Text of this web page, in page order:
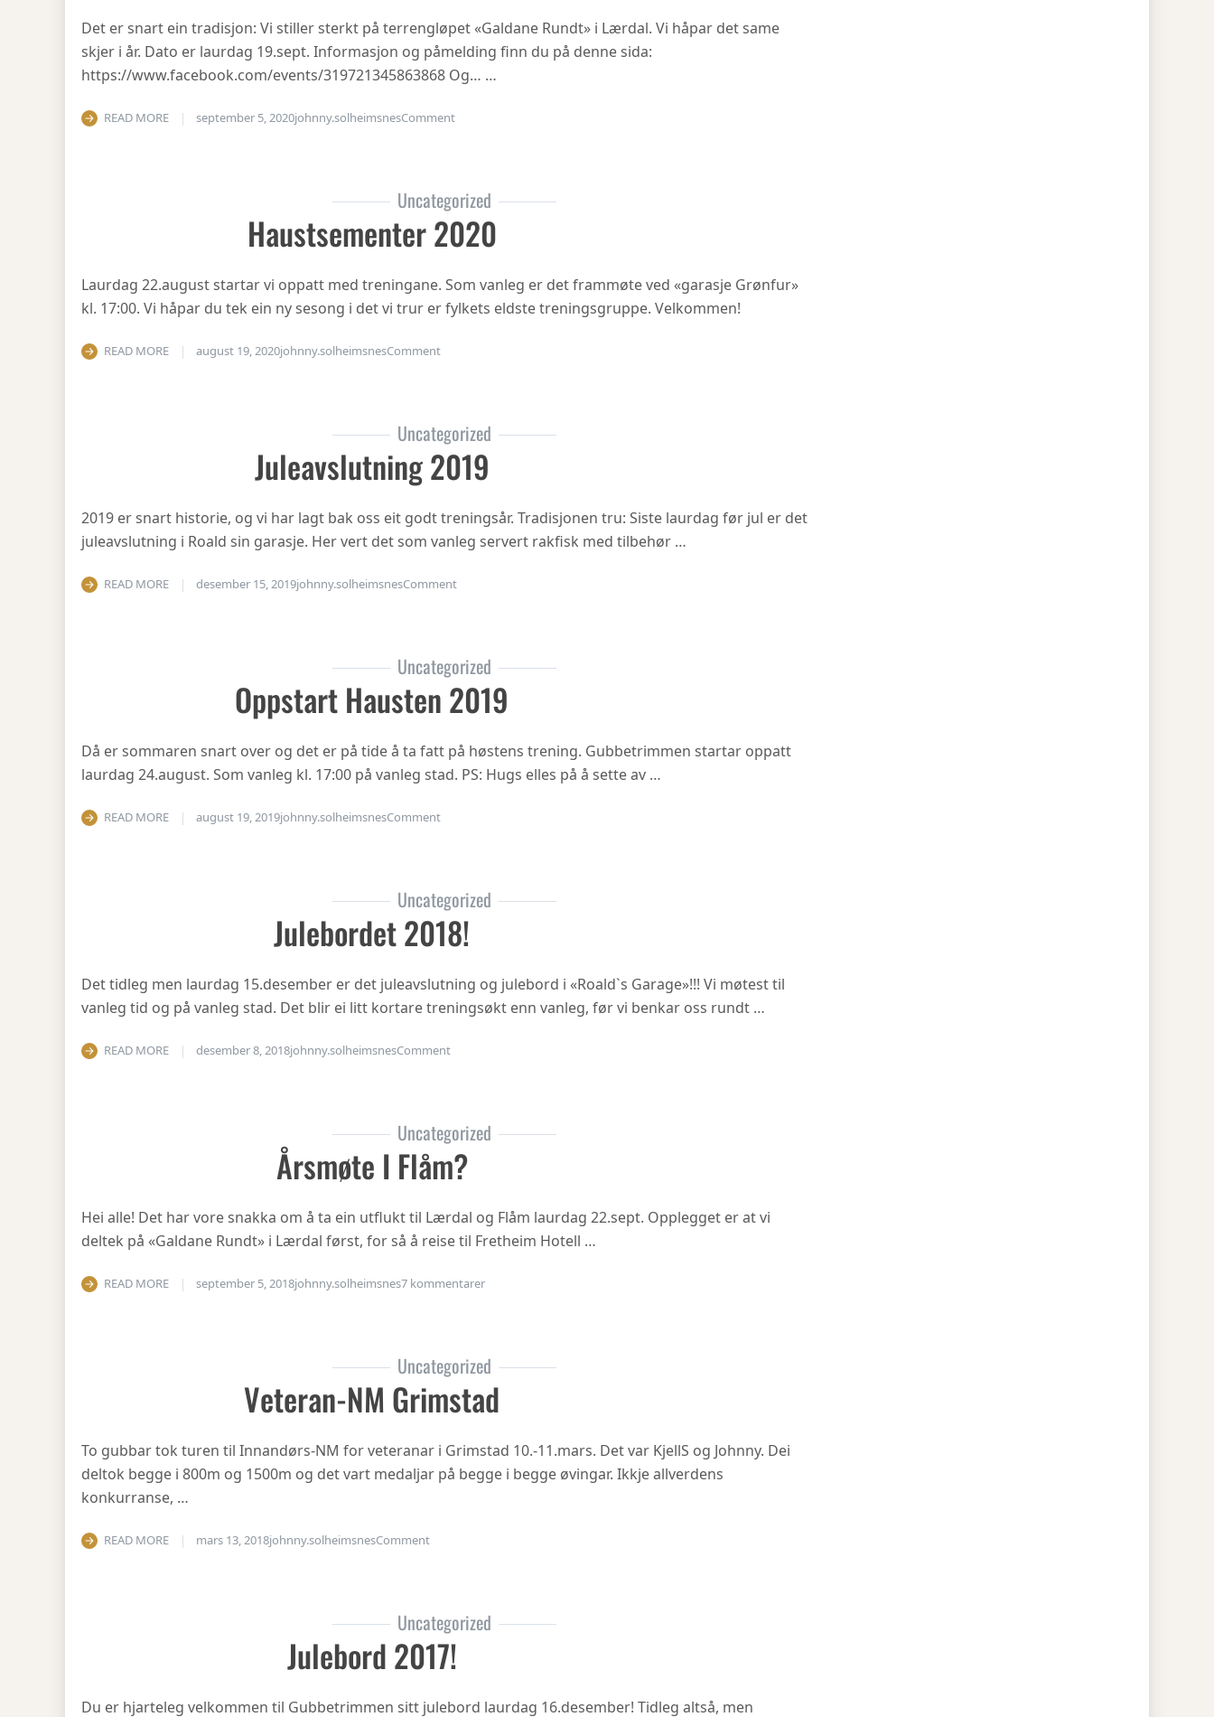
Det er snart ein tradisjon: Vi stiller sterkt på terrengløpet «Galdane Rundt» i Lærdal. Vi håpar det same
skjer i år. Dato er laurdag 19.sept. Informasjon og påmelding finn du på denne sida:
https://www.facebook.com/events/319721345863868 Og… …
READ MORE september 5, 2020johnny.solheimsnesCommenton Gubbetur til Sogn 19.sept
Uncategorized
Haustsementer 2020
Laurdag 22.august startar vi oppatt med treningane. Som vanleg er det frammøte ved «garasje Grønfur»
kl. 17:00. Vi håpar du tek ein ny sesong i det vi trur er fylkets eldste treningsgruppe. Velkommen!
READ MORE august 19, 2020johnny.solheimsnesCommenton Haustsementer 2020
Uncategorized
Juleavslutning 2019
2019 er snart historie, og vi har lagt bak oss eit godt treningsår. Tradisjonen tru: Siste laurdag før jul er det
juleavslutning i Roald sin garasje. Her vert det som vanleg servert rakfisk med tilbehør …
READ MORE desember 15, 2019johnny.solheimsnesCommenton Juleavslutning 2019
Uncategorized
Oppstart Hausten 2019
Då er sommaren snart over og det er på tide å ta fatt på høstens trening. Gubbetrimmen startar oppatt
laurdag 24.august. Som vanleg kl. 17:00 på vanleg stad. PS: Hugs elles på å sette av …
READ MORE august 19, 2019johnny.solheimsnesCommenton Oppstart hausten 2019
Uncategorized
Julebordet 2018!
Det tidleg men laurdag 15.desember er det juleavslutning og julebord i «Roald`s Garage»!!! Vi møtest til
vanleg tid og på vanleg stad. Det blir ei litt kortare treningsøkt enn vanleg, før vi benkar oss rundt …
READ MORE desember 8, 2018johnny.solheimsnesCommenton Julebordet 2018!
Uncategorized
Årsmøte I Flåm?
Hei alle! Det har vore snakka om å ta ein utflukt til Lærdal og Flåm laurdag 22.sept. Opplegget er at vi
deltek på «Galdane Rundt» i Lærdal først, for så å reise til Fretheim Hotell …
READ MORE september 5, 2018johnny.solheimsnes7 kommentarertil Årsmøte i Flåm?
Uncategorized
Veteran-NM Grimstad
To gubbar tok turen til Innandørs-NM for veteranar i Grimstad 10.-11.mars. Det var KjellS og Johnny. Dei
deltok begge i 800m og 1500m og det vart medaljar på begge i begge øvingar. Ikkje allverdens
konkurranse, …
READ MORE mars 13, 2018johnny.solheimsnesCommenton Veteran-NM Grimstad
Uncategorized
Julebord 2017!
Du er hjarteleg velkommen til Gubbetrimmen sitt julebord laurdag 16.desember! Tidleg altså, men